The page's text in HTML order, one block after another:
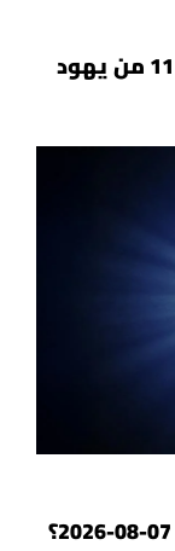
هكذا قتل "المستضعفون" 11 من يهود